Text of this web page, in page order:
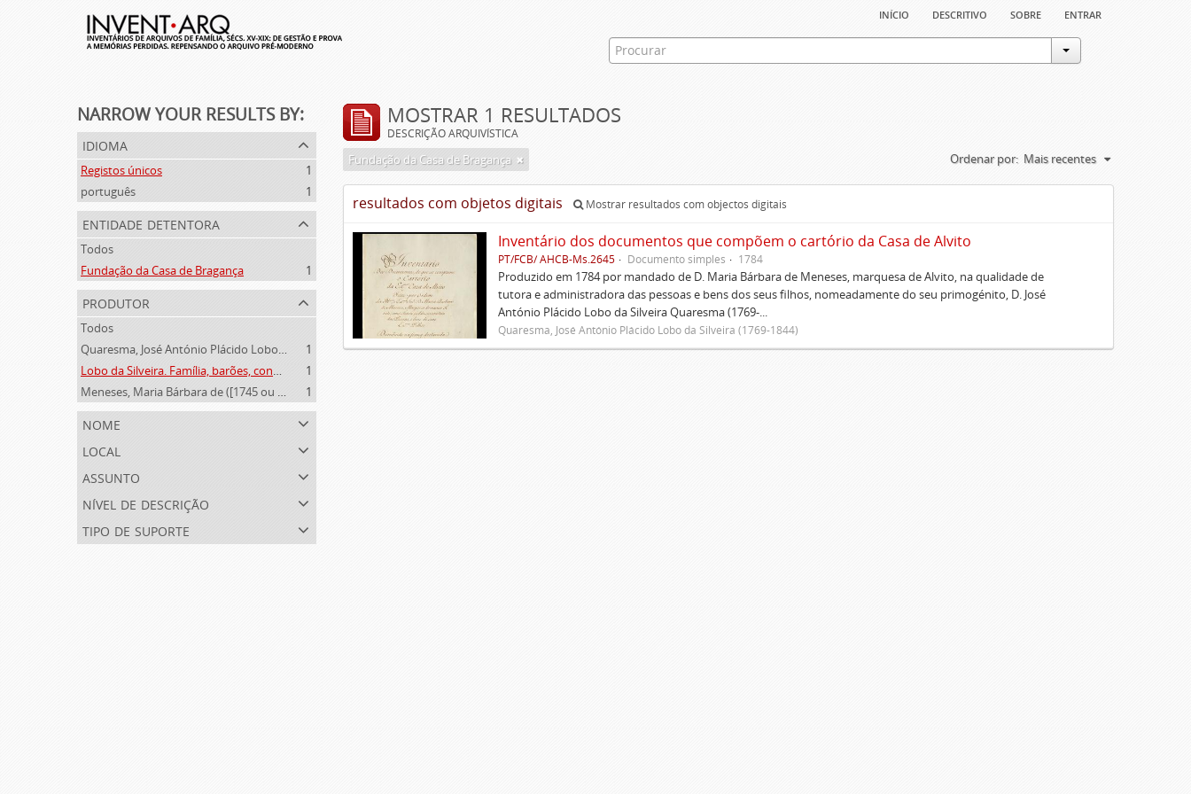
início descritivo sobre entrar
NARROW YOUR RESULTS BY:
idioma
Registos únicos
1
português
1
entidade detentora
Todos
Fundação da Casa de Bragança
1
produtor
Todos
Quaresma, José António Plácido Lobo da Silveira (1769-1844)
1
Lobo da Silveira. Família, barões, condes e marqueses de Alvito (1475-1910)
1
Meneses, Maria Bárbara de ([1745 ou 1751]-[post. 1784])
1
nome
local
assunto
nível de descrição
tipo de suporte
MOSTRAR 1 RESULTADOS
DESCRIÇÃO ARQUIVÍSTICA
Fundação da Casa de Bragança Ordenar por: Mais recentes
resultados com objetos digitais Mostrar resultados com objectos digitais
Inventário dos documentos que compõem o cartório da Casa de Alvito
PT/FCB/ AHCB-Ms.2645 Documento simples 1784
Produzido em 1784 por mandado de D. Maria Bárbara de Meneses, marquesa de Alvito, na qualidade de
tutora e administradora das pessoas e bens dos seus filhos, nomeadamente do seu primogénito, D. José
António Plácido Lobo da Silveira Quaresma (1769-...
Quaresma, José António Plácido Lobo da Silveira (1769-1844)